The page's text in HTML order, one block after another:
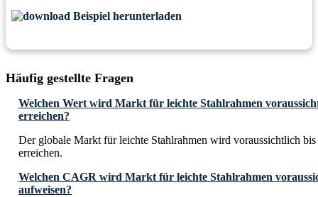
Beispiel herunterladen
Häufig gestellte Fragen
Welchen Wert wird Markt für leichte Stahlrahmen
erreichen?
Der globale Markt für leichte Stahlrahmen wird voraussichtlich
erreichen.
Welchen CAGR wird Markt für leichte Stahlrahmen
aufweisen?